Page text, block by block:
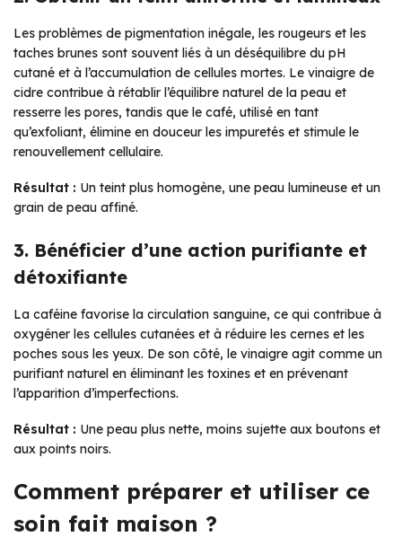
Les problèmes de pigmentation inégale, les rougeurs et les
taches brunes sont souvent liés à un déséquilibre du pH
cutané et à l’accumulation de cellules mortes. Le vinaigre de
cidre contribue à rétablir l’équilibre naturel de la peau et
resserre les pores, tandis que le café, utilisé en tant
qu’exfoliant, élimine en douceur les impuretés et stimule le
renouvellement cellulaire.
Résultat : Un teint plus homogène, une peau lumineuse et un
grain de peau affiné.
3. Bénéficier d’une action purifiante et
détoxifiante
La caféine favorise la circulation sanguine, ce qui contribue à
oxygéner les cellules cutanées et à réduire les cernes et les
poches sous les yeux. De son côté, le vinaigre agit comme un
purifiant naturel en éliminant les toxines et en prévenant
l’apparition d’imperfections.
Résultat : Une peau plus nette, moins sujette aux boutons et
aux points noirs.
Comment préparer et utiliser ce
soin fait maison ?